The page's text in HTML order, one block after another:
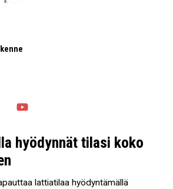
hyödynnät tilasi koko
lattiatilaa hyödyntämällä